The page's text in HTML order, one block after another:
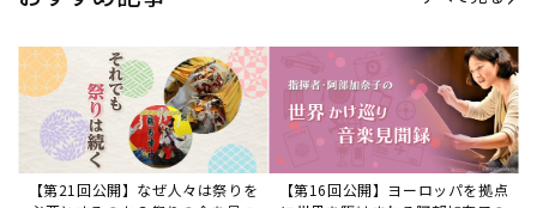
「できた！」があふれる！『生徒
指導の教科書』
イブ＆トークレポート